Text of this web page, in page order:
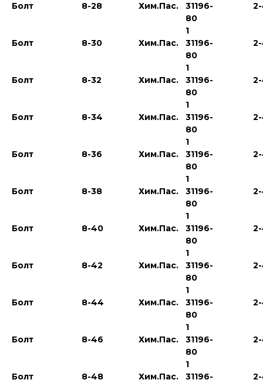
Болт 8-28 Хим.Пас.
31196-
80
Болт 8-30 Хим.Пас.
1
31196-
80
Болт 8-32 Хим.Пас.
1
31196-
80
Болт 8-34 Хим.Пас.
1
31196-
80
Болт 8-36 Хим.Пас.
1
31196-
80
Болт 8-38 Хим.Пас.
1
31196-
80
Болт 8-40 Хим.Пас.
1
31196-
80
Болт 8-42 Хим.Пас.
1
31196-
80
Болт 8-44 Хим.Пас.
1
31196-
80
Болт 8-46 Хим.Пас.
1
31196-
80
Болт 8-48 Хим.Пас.
1
31196-